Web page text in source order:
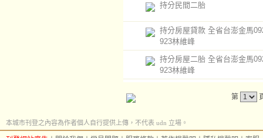
持分民間二胎
持分房屋貸款 全省台澎金馬
923林維峰
持分房屋二胎 全省台澎金馬
923林維峰
第
本城市刊登之內容為作者個人自行提供上傳，不代表 udn 立場。